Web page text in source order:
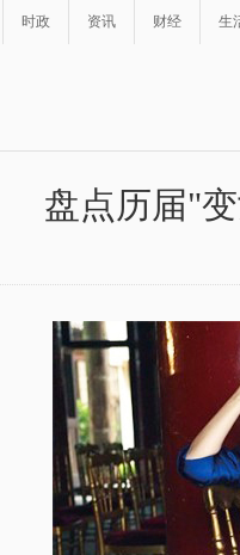
时政 资讯 财经 生
盘点历届"